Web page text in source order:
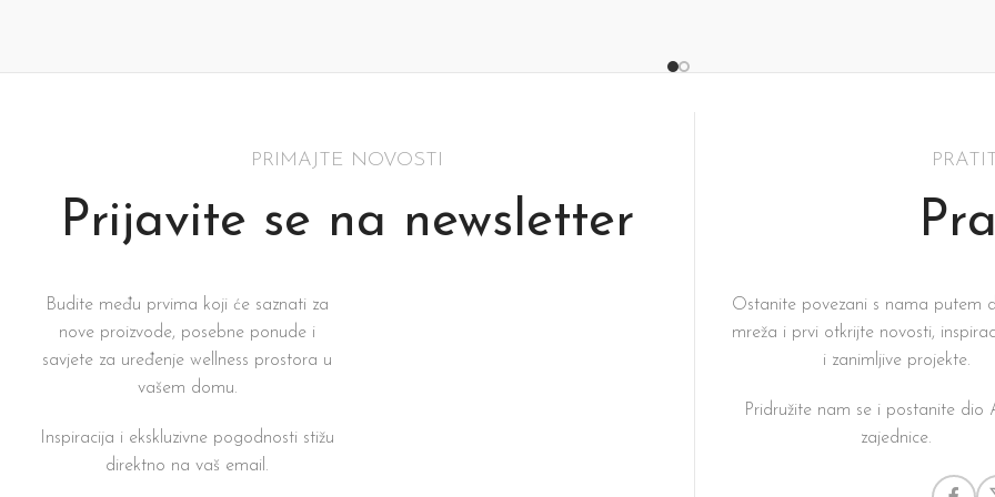
PRIMAJTE NOVOSTI
Prijavite se na newsletter
Budite među prvima koji će saznati za
nove proizvode, posebne ponude i
savjete za uređenje wellness prostora u
vašem domu.
Inspiracija i ekskluzivne pogodnosti stižu
direktno na vaš email.
Ostanite povezani s nama putem
mreža i prvi otkrijte novosti,
i zanimljive projekte.
Pridružite nam se i postanite dio
zajednice.